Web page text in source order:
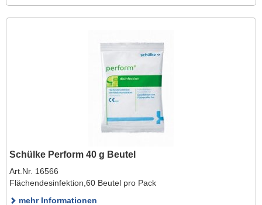
Schülke Perform 40 g Beutel
Art.Nr. 16566
Flächendesinfektion,60 Beutel pro Pack
mehr Informationen